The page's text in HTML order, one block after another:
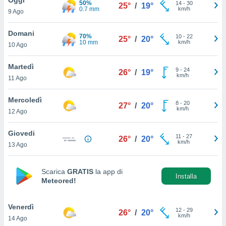
è
al sito
di
ci
di
il
un
la
nella
9 Ago
50%
0.7 mm
25° / 19° 14- 30
km/h
Domani
10 Ago
70%
10 mm
25° / 20° 10- 22
km/h
Martedì
11 Ago
26° / 19° 9- 24
km/h
Mercoledì
12 Ago
27° / 20° 8- 20
km/h
Giovedi
13 Ago
26° / 20° 11 - 27
km/h
Scarica GRATIS la app di
Meteored!
Installa
Venerdì
14 Ago
26° / 20° 12- 29
km/h